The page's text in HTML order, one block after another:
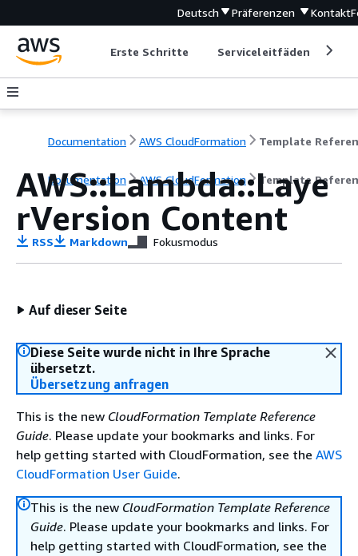
Deutsch Präferenzen Kontakt
Erste Schritte Serviceleitfäden
Documentation AWS CloudFormation Template
Documentation AWS CloudFormation Template
AWS::Lambda::Laye
rVersion Content
RSS Markdown Fokusmodus
Auf dieser Seite
Diese Seite wurde nicht in Ihre Sprache
übersetzt.
Übersetzung anfragen
This is the new CloudFormation Template Reference
Guide. Please update your bookmarks and links. For
help getting started with CloudFormation, see the AWS
CloudFormation User Guide.
This is the new CloudFormation Template Reference
Guide. Please update your bookmarks and links. For
help getting started with CloudFormation, see the